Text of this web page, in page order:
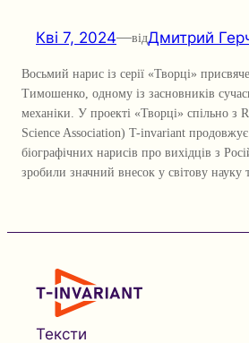
Кві 7, 2024—відДмитрий
Восьмий нарис із серії «Творці»
Тимошенко, одному із засновників
механіки. У проекті «Творці» спільно з
Science Association) T-invariant продовжує
біографічних нарисів про вихідців з
зробили значний внесок у світову науку
Тексти